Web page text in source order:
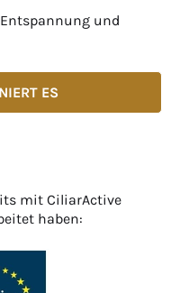
und
ES
mit CiliarActive
haben: